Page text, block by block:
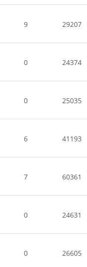
9 29207
0 24374
0 25035
6 41193
7 60361
0 24631
0 26605